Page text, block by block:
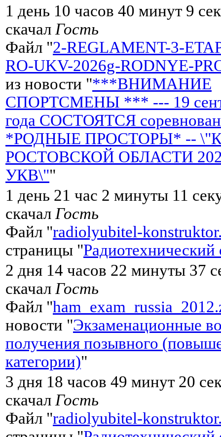
1 день 10 часов 40 минут 9
скачал Гость
Файл "2-REGLAMENT-3-
RO-UKV-2026g-RODNYE-
из новости "***ВНИМАНИЕ
СПОРТСМЕНЫ *** --- 19
года СОСТОЯТСЯ
*РОДНЫЕ ПРОСТОРЫ* --
РОСТОВСКОЙ ОБЛАСТИ 2026
УКВ\""
1 день 21 час 2 минуты 11
скачал Гость
Файл "radiolyubitel-
страницы "Радиотехнический
2 дня 14 часов 22 минуты 37
скачал Гость
Файл "
новости "Экзаменационные
получения позывного
категории)"
3 дня 18 часов 49 минут 20
скачал Гость
Файл "radiolyubitel-